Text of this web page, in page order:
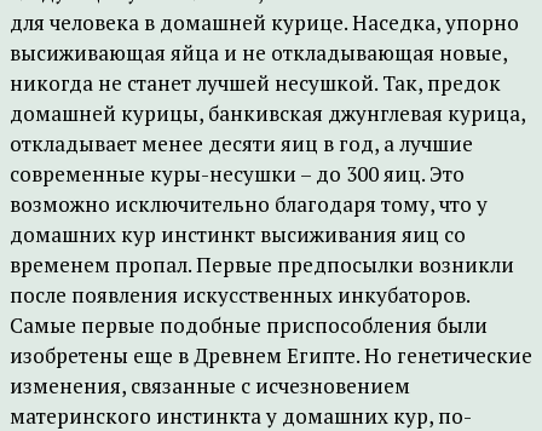
для человека в домашней курице. Наседка, упорно
высиживающая яйца и не откладывающая новые,
никогда не станет лучшей несушкой. Так, предок
домашней курицы, банкивская джунглевая курица,
откладывает менее десяти яиц в год, а лучшие
современные куры-несушки – до 300 яиц. Это
возможно исключительно благодаря тому, что у
домашних кур инстинкт высиживания яиц со
временем пропал. Первые предпосылки возникли
после появления искусственных инкубаторов.
Самые первые подобные приспособления были
изобретены еще в Древнем Египте. Но генетические
изменения, связанные с исчезновением
материнского инстинкта у домашних кур, по-